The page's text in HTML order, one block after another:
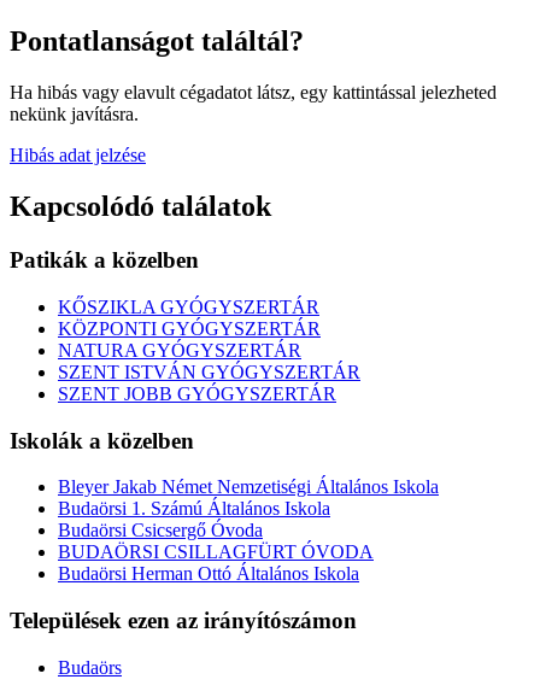
Pontatlanságot találtál?
Ha hibás vagy elavult cégadatot látsz, egy kattintással jelezheted
nekünk javításra.
Hibás adat jelzése
Kapcsolódó találatok
Patikák a közelben
KŐSZIKLA GYÓGYSZERTÁR
KÖZPONTI GYÓGYSZERTÁR
NATURA GYÓGYSZERTÁR
SZENT ISTVÁN GYÓGYSZERTÁR
SZENT JOBB GYÓGYSZERTÁR
Iskolák a közelben
Bleyer Jakab Német Nemzetiségi Általános Iskola
Budaörsi 1. Számú Általános Iskola
Budaörsi Csicsergő Óvoda
BUDAÖRSI CSILLAGFÜRT ÓVODA
Budaörsi Herman Ottó Általános Iskola
Települések ezen az irányítószámon
Budaörs